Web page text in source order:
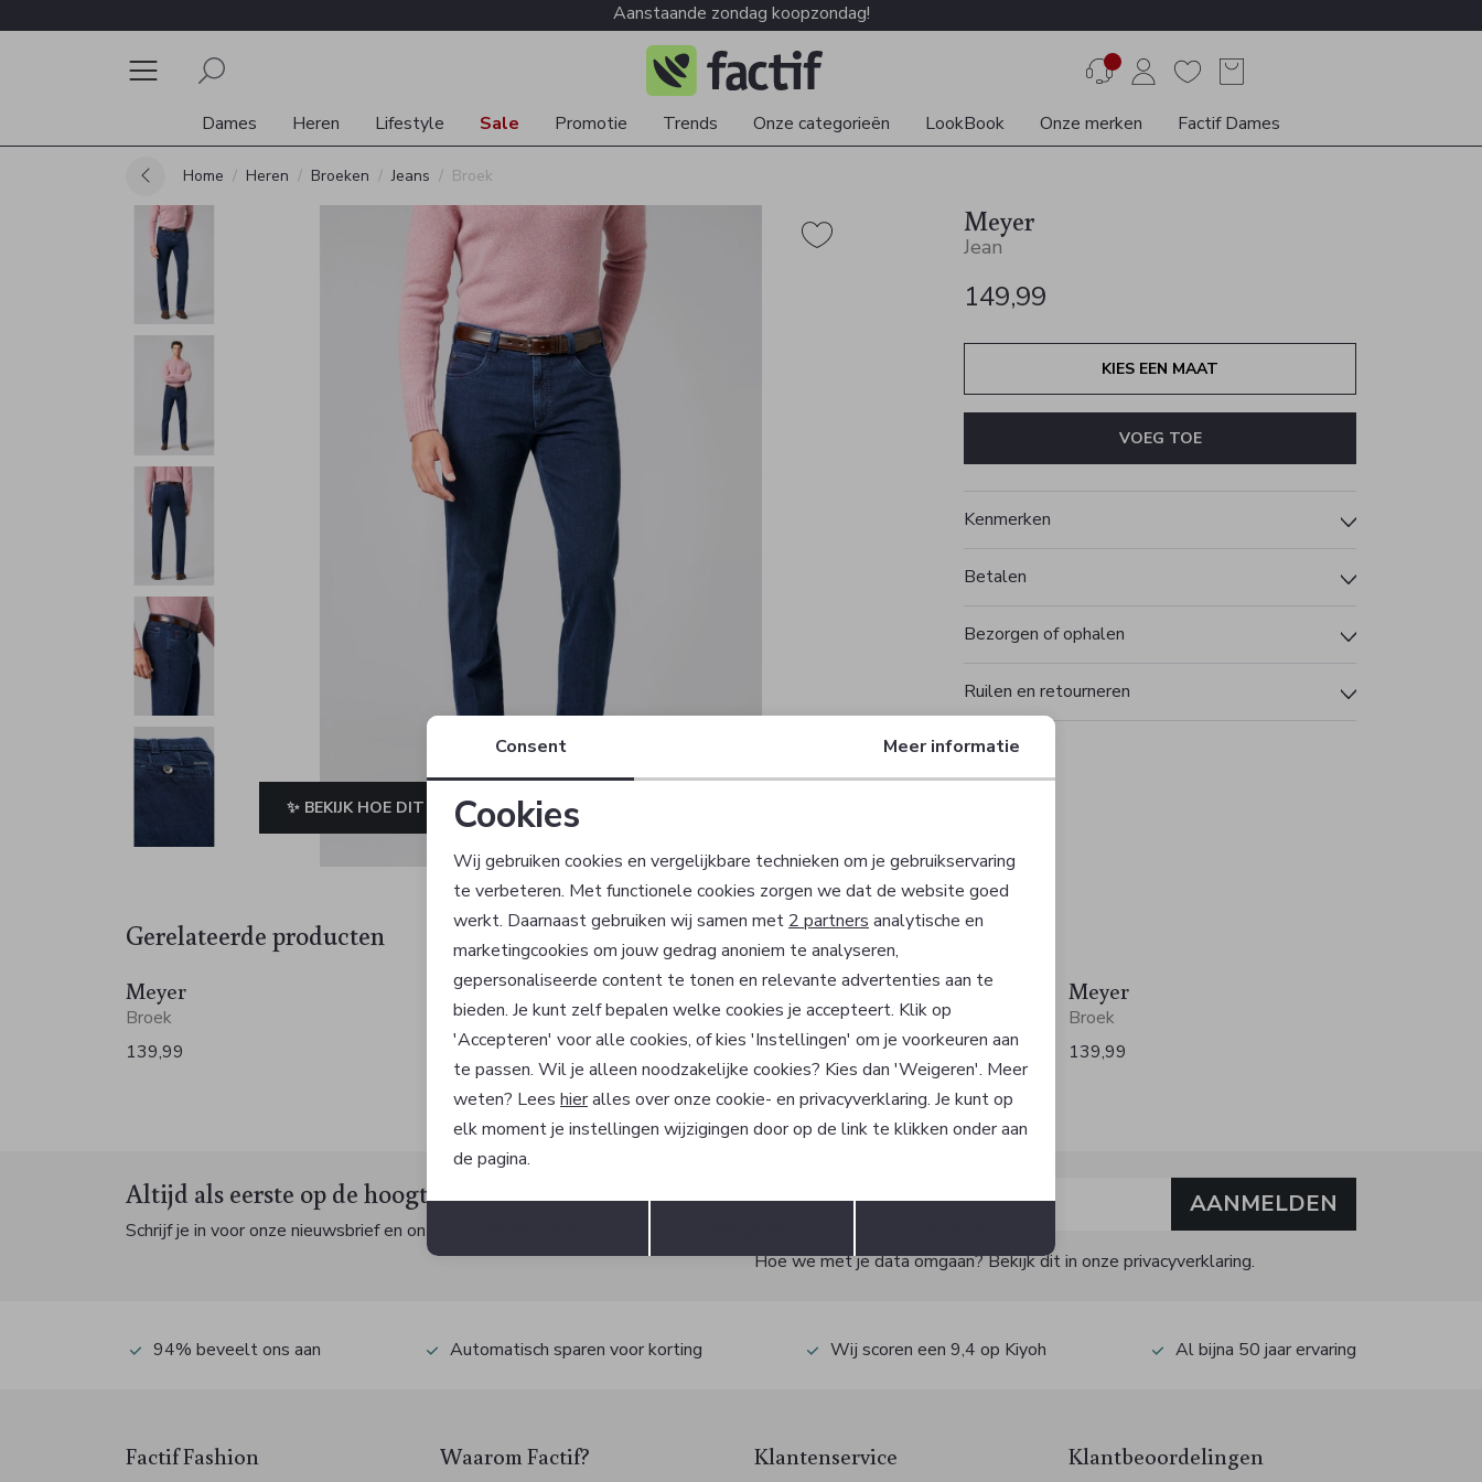
Aanstaande zondag koopzondag!
Dames Heren Lifestyle Sale Promotie Trends Onze categorieën LookBook Onze merken Factif Dames
Home Heren Broeken Jeans Broek
✨ BEKIJK HOE DIT JE STAAT
Meyer
Jean
149,99
KIES EEN MAAT
VOEG TOE
Kenmerken
Betalen
Bezorgen of ophalen
Ruilen en retourneren
Gerelateerde producten
Meyer
Broek
139,99
Meyer
Broek
119,99
Meyer
Broek
139,99
Meyer
Broek
139,99
Altijd als eerste op de hoogte zijn?
Schrijf je in voor onze nieuwsbrief en ontvang dan ook gelijk €5,- korting!
AANMELDEN
Hoe we met je data omgaan? Bekijk dit in onze privacyverklaring.
94% beveelt ons aan Automatisch sparen voor korting Wij scoren een 9,4 op Kiyoh Al bijna 50 jaar ervaring
Factif Fashion Waarom Factif? Klantenservice Klantbeoordelingen
Analytische cookies Marketing cookies
Terug Opslaan
Consent Meer informatie
Cookies
Wij gebruiken cookies en vergelijkbare technieken om je gebruikservaring
te verbeteren. Met functionele cookies zorgen we dat de website goed
werkt. Daarnaast gebruiken wij samen met 2 partners analytische en
marketingcookies om jouw gedrag anoniem te analyseren,
gepersonaliseerde content te tonen en relevante advertenties aan te
bieden. Je kunt zelf bepalen welke cookies je accepteert. Klik op
'Accepteren' voor alle cookies, of kies 'Instellingen' om je voorkeuren aan
te passen. Wil je alleen noodzakelijke cookies? Kies dan 'Weigeren'. Meer
weten? Lees hieralles over onze cookie- en privacyverklaring. Je kunt op
elk moment je instellingen wijzigingen door op de link te klikken onder aan
de pagina.